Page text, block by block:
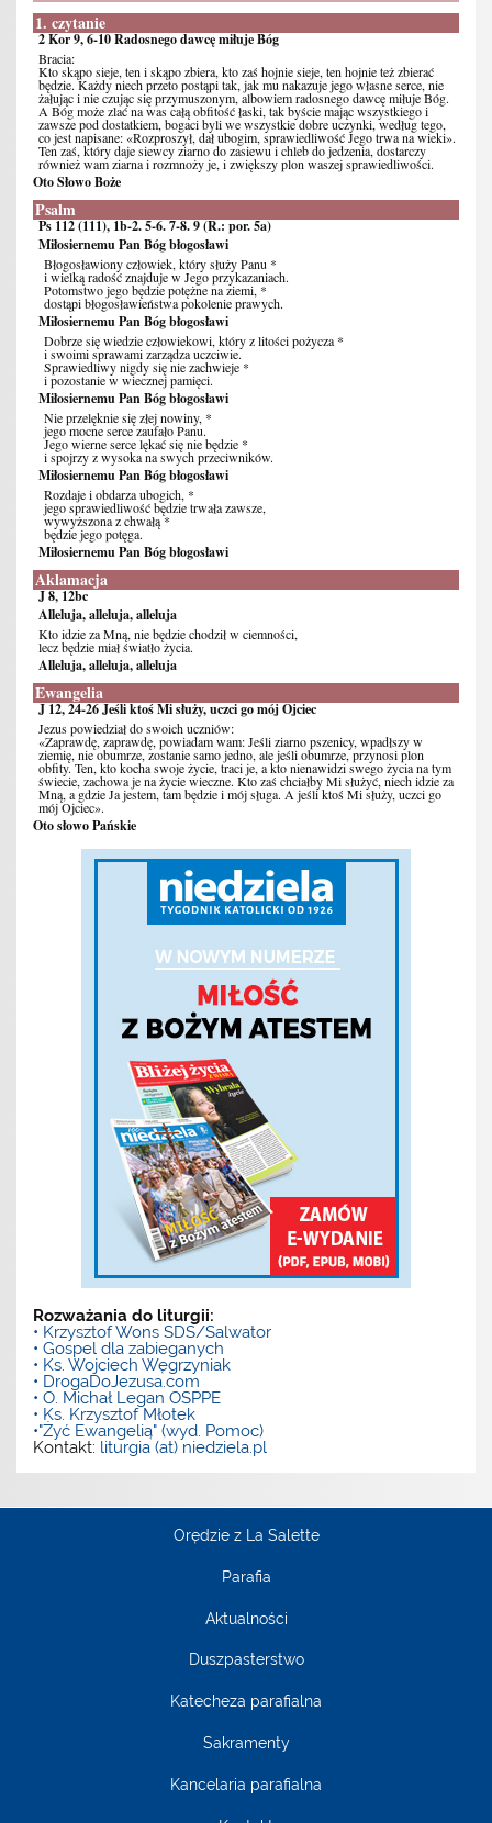
1. czytanie
2 Kor 9, 6-10 Radosnego dawcę miłuje Bóg
Bracia:
Kto skąpo sieje, ten i skąpo zbiera, kto zaś hojnie sieje, ten hojnie też zbierać
będzie. Każdy niech przeto postąpi tak, jak mu nakazuje jego własne serce, nie
żałując i nie czując się przymuszonym, albowiem radosnego dawcę miłuje Bóg.
A Bóg może zlać na was całą obfitość łaski, tak byście mając wszystkiego i
zawsze pod dostatkiem, bogaci byli we wszystkie dobre uczynki, według tego,
co jest napisane: «Rozproszył, dał ubogim, sprawiedliwość Jego trwa na wieki».
Ten zaś, który daje siewcy ziarno do zasiewu i chleb do jedzenia, dostarczy
również wam ziarna i rozmnoży je, i zwiększy plon waszej sprawiedliwości.
Oto Słowo Boże
Psalm
Ps 112 (111), 1b-2. 5-6. 7-8. 9 (R.: por. 5a)
Miłosiernemu Pan Bóg błogosławi
Błogosławiony człowiek, który służy Panu *
i wielką radość znajduje w Jego przykazaniach.
Potomstwo jego będzie potężne na ziemi, *
dostąpi błogosławieństwa pokolenie prawych.
Miłosiernemu Pan Bóg błogosławi
Dobrze się wiedzie człowiekowi, który z litości pożycza *
i swoimi sprawami zarządza uczciwie.
Sprawiedliwy nigdy się nie zachwieje *
i pozostanie w wiecznej pamięci.
Miłosiernemu Pan Bóg błogosławi
Nie przelęknie się złej nowiny, *
jego mocne serce zaufało Panu.
Jego wierne serce lękać się nie będzie *
i spojrzy z wysoka na swych przeciwników.
Miłosiernemu Pan Bóg błogosławi
Rozdaje i obdarza ubogich, *
jego sprawiedliwość będzie trwała zawsze,
wywyższona z chwałą *
będzie jego potęga.
Miłosiernemu Pan Bóg błogosławi
Aklamacja
J 8, 12bc
Alleluja, alleluja, alleluja
Kto idzie za Mną, nie będzie chodził w ciemności,
lecz będzie miał światło życia.
Alleluja, alleluja, alleluja
Ewangelia
J 12, 24-26 Jeśli ktoś Mi służy, uczci go mój Ojciec
Jezus powiedział do swoich uczniów:
«Zaprawdę, zaprawdę, powiadam wam: Jeśli ziarno pszenicy, wpadłszy w
ziemię, nie obumrze, zostanie samo jedno, ale jeśli obumrze, przynosi plon
obfity. Ten, kto kocha swoje życie, traci je, a kto nienawidzi swego życia na tym
świecie, zachowa je na życie wieczne. Kto zaś chciałby Mi służyć, niech idzie za
Mną, a gdzie Ja jestem, tam będzie i mój sługa. A jeśli ktoś Mi służy, uczci go
mój Ojciec».
Oto słowo Pańskie
Rozważania do liturgii:
• Krzysztof Wons SDS/Salwator
• Gospel dla zabieganych
• Ks. Wojciech Węgrzyniak
• DrogaDoJezusa.com
• O. Michał Legan OSPPE
• Ks. Krzysztof Młotek
•"Żyć Ewangelią" (wyd. Pomoc)
Kontakt: liturgia (at) niedziela.pl
Orędzie z La Salette
Parafia
Aktualności
Duszpasterstwo
Katecheza parafialna
Sakramenty
Kancelaria parafialna